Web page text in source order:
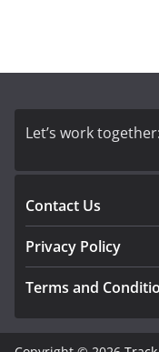
Let’s work together:
Contact Us
Privacy Policy
Terms and